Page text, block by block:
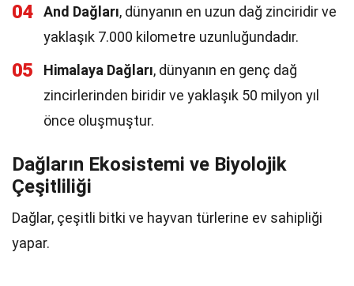
04 And Dağları, dünyanın en uzun dağ zinciridir ve
yaklaşık 7.000 kilometre uzunluğundadır.
05 Himalaya Dağları, dünyanın en genç dağ
zincirlerinden biridir ve yaklaşık 50 milyon yıl
önce oluşmuştur.
Dağların Ekosistemi ve Biyolojik
Çeşitliliği
Dağlar, çeşitli bitki ve hayvan türlerine ev sahipliği
yapar.